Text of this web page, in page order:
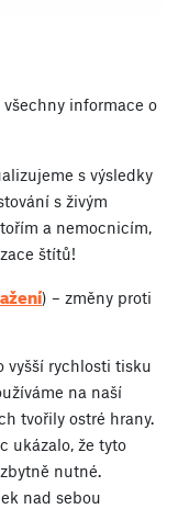
všechny informace o
s výsledky
s živým
a nemocnicím,
štítů!
) – změny proti
vyšší rychlosti tisku
na naší
tvořily ostré hrany.
ukázalo, že tyto
nutné.
nad sebou